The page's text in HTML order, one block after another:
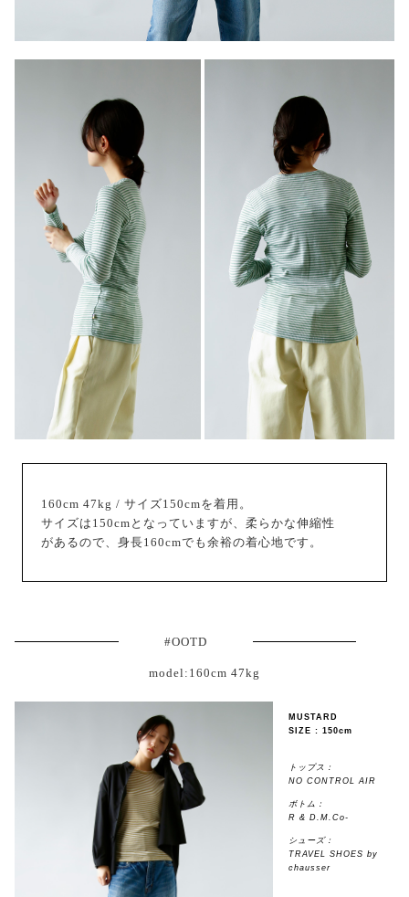
160cm 47kg / サイズ150cmを着用。
サイズは150cmとなっていますが、柔らかな伸縮性
があるので、身長160cmでも余裕の着心地です。
#OOTD
model:160cm 47kg
MUSTARD
SIZE : 150cm
トップス：
NO CONTROL AIR
ボトム：
R & D.M.Co-
シューズ：
TRAVEL SHOES by
chausser